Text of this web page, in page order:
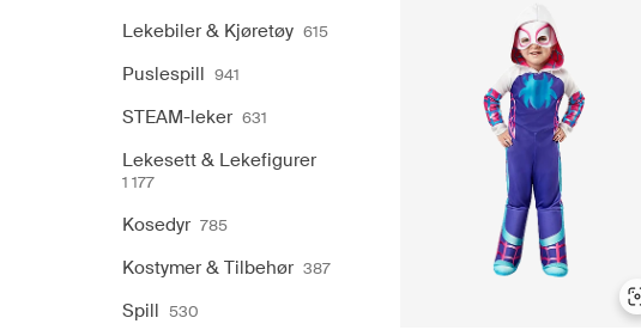
Lekebiler & Kjøretøy 615
Puslespill 941
STEAM-leker 631
Lekesett & Lekefigurer
1 177
Kosedyr 785
Kostymer & Tilbehør 387
Spill 530